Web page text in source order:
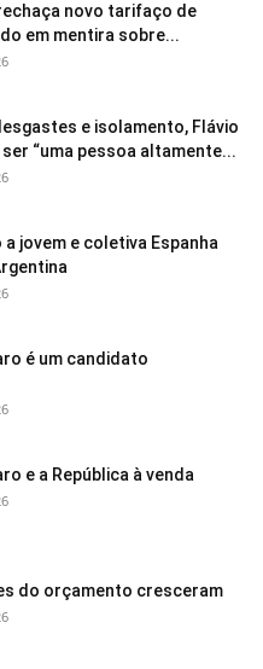
novo tarifaço de
em mentira sobre...
e isolamento, Flávio
“uma pessoa altamente...
a jovem e coletiva Espanha
é um candidato
e a República à venda
do orçamento cresceram